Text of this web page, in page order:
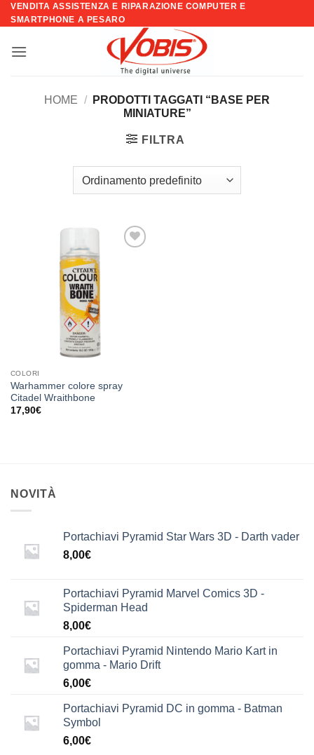
Salta
ai
VENDITA ASSISTENZA E RIPARAZIONE COMPUTER E
SMARTPHONE A PESARO
HOME /
PRODOTTI TAGGATI “BASE PER
MINIATURE”
FILTRA
COLORI
Warhammer colore spray
Citadel Wraithbone
17,90€
NOVITÀ
Portachiavi Pyramid Star Wars 3D - Darth vader
8,00€
Portachiavi Pyramid Marvel Comics 3D -
Spiderman Head
8,00€
Portachiavi Pyramid Nintendo Mario Kart in
gomma - Mario Drift
6,00€
Portachiavi Pyramid DC in gomma - Batman
Symbol
6,00€